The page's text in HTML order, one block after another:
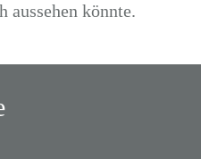
aussehen könnte.